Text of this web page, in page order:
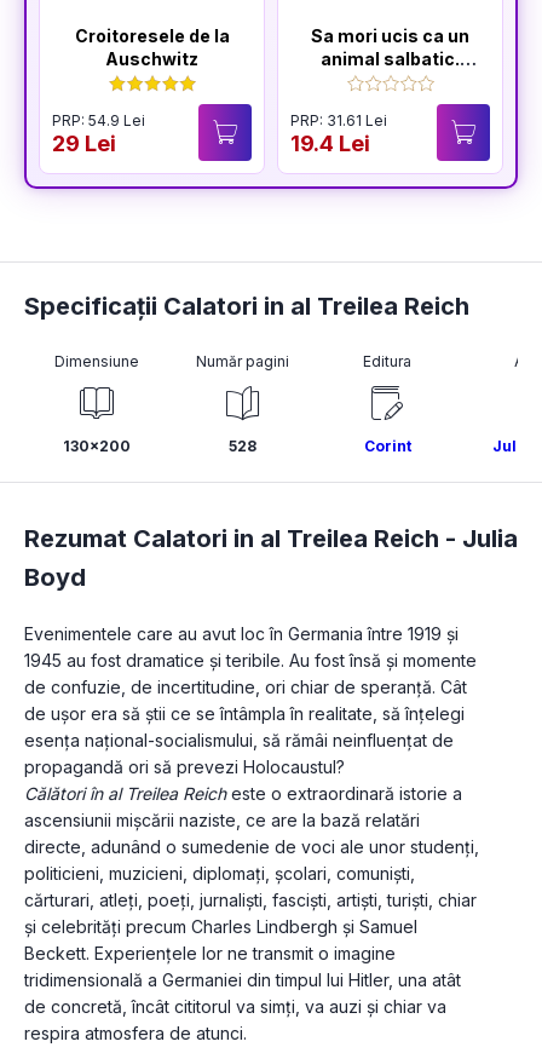
Croitoresele de la
Auschwitz
PRP: 54.9 Lei
29 Lei
Sa mori ucis ca un
animal salbatic.
Seria Sfarsitul
Ceausestilor Vol.2
PRP: 31.61 Lei
19.4 Lei
Specificații Calatori in al Treilea Reich
Dimensiune
130x200
Număr pagini
528
Editura
Corint Julia
Rezumat Calatori in al Treilea Reich - Julia
Boyd
Evenimentele care au avut loc în Germania între 1919 și
1945 au fost dramatice și teribile. Au fost însă și momente
de confuzie, de incertitudine, ori chiar de speranță. Cât
de ușor era să știi ce se întâmpla în realitate, să înțelegi
esența național-socialismului, să rămâi neinfluențat de
propagandă ori să prevezi Holocaustul?
Călători în al Treilea Reich este o extraordinară istorie a
ascensiunii mișcării naziste, ce are la bază relatări
directe, adunând o sumedenie de voci ale unor studenți,
politicieni, muzicieni, diplomați, școlari, comuniști,
cărturari, atleți, poeți, jurnaliști, fasciști, artiști, turiști, chiar
și celebrități precum Charles Lindbergh și Samuel
Beckett. Experiențele lor ne transmit o imagine
tridimensională a Germaniei din timpul lui Hitler, una atât
de concretă, încât cititorul va simți, va auzi și chiar va
respira atmosfera de atunci.